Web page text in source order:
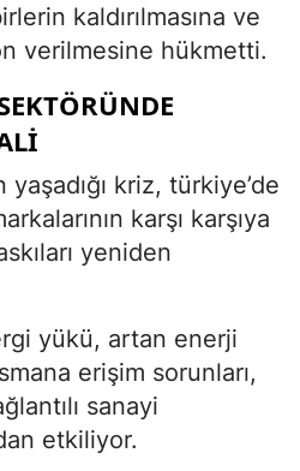
kaldırılmasına ve
verilmesine hükmetti.
yaşadığı kriz, türkiye’de
karşı karşıya
yeniden
yükü, artan enerji
erişim sorunları,
sanayi
etkiliyor.